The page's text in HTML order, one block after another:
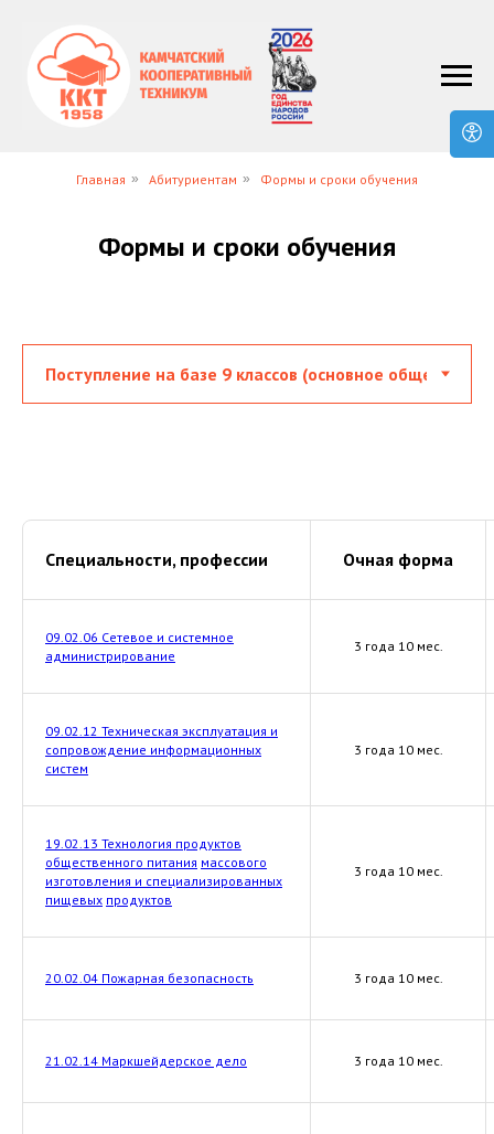
Главная » Абитуриентам » Формы и сроки обучения
Формы и сроки обучения
Специальности, профессии Очная форма
09.02.06 Сетевое и системное
администрирование
3 года 10 мес.
09.02.12 Техническая эксплуатация и
сопровождение информационных
систем
3 года 10 мес.
19.02.13 Технология продуктов
общественного питания массового
изготовления и специализированных
пищевых продуктов
3 года 10 мес.
20.02.04 Пожарная безопасность 3 года 10 мес.
21.02.14 Маркшейдерское дело 3 года 10 мес.